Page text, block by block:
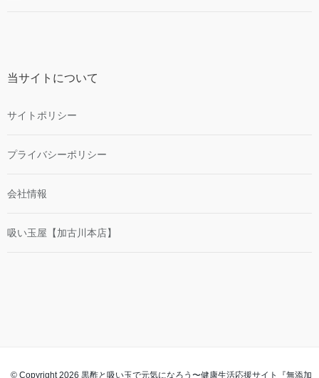
当サイトについて
サイトポリシー
プライバシーポリシー
会社情報
吸い玉屋【加古川本店】
© Copyright 2026 黒酢と吸い玉で元気になろう〜健康生活応援サイト『無添加